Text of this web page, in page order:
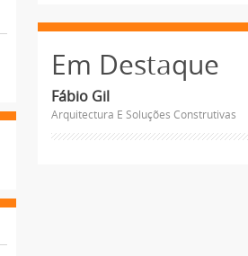
Em Destaque
Fábio Gil
Arquitectura E Soluções Construtivas